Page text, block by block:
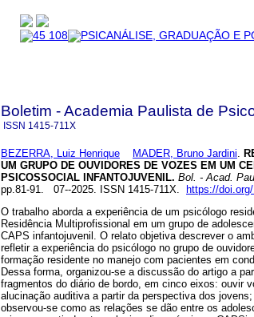
Boletim - Academia Paulista de
ISSN 1415-711X
BEZERRA, Luiz Henrique MADER, Bruno Jardini
UM GRUPO DE OUVIDORES DE VOZES EM UM
PSICOSSOCIAL INFANTOJUVENIL. Bol. - Acad.
pp.81-91. 07--2025. ISSN 1415-711X.
https://
O trabalho aborda a experiência de um psicólogo
Residência Multiprofissional em um grupo de
CAPS infantojuvenil. O relato objetiva descrever o
refletir a experiência do psicólogo no grupo de
formação residente no manejo com pacientes em
Dessa forma, organizou-se a discussão do artigo a
fragmentos do diário de bordo, em cinco eixos: ouvir
alucinação auditiva a partir da perspectiva dos
observou-se como as relações se dão entre os